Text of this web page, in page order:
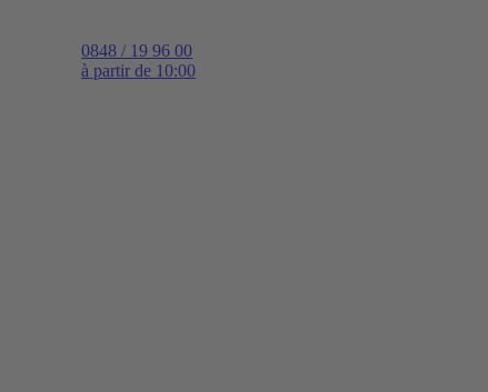
0848 / 19 96 00
à partir de 10:00